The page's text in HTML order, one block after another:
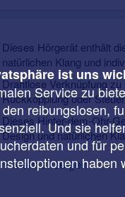
Dieses Hörgerät enthält
natürlichen Klang und
Drahtlose Verknüpfung
Rückkopplung oder
Dieses Hinter-dem-Ohr-
Design und natürlichen
Mehr anzeigen
ist uns
Service zu
reibungslosen,
Und sie
und für
haben